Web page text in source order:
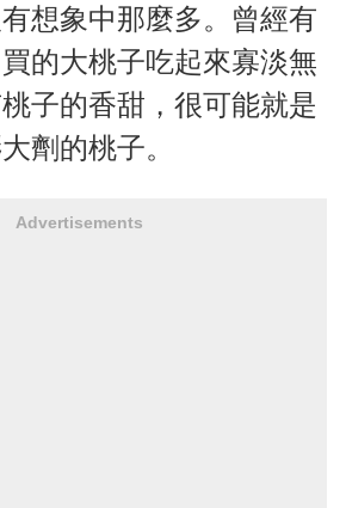
想象中那麼多。曾經有
的大桃子吃起來寡淡無
子的香甜，很可能就是
劑的桃子。
Advertisements